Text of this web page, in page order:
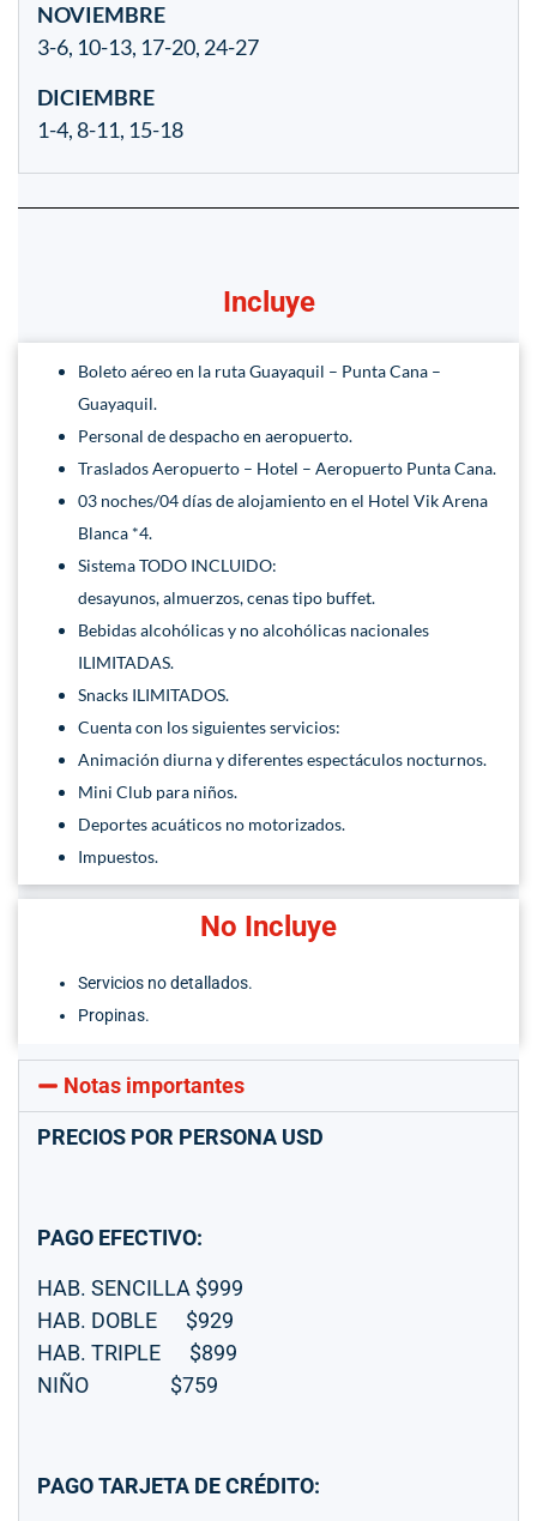
NOVIEMBRE
3-6, 10-13, 17-20, 24-27
DICIEMBRE
1-4, 8-11, 15-18
Incluye
Boleto aéreo en la ruta Guayaquil – Punta Cana –
Guayaquil.
Personal de despacho en aeropuerto.
Traslados Aeropuerto – Hotel – Aeropuerto Punta Cana.
03 noches/04 días de alojamiento en el Hotel Vik Arena
Blanca *4.
Sistema TODO INCLUIDO:
desayunos, almuerzos, cenas tipo buffet.
Bebidas alcohólicas y no alcohólicas nacionales
ILIMITADAS.
Snacks ILIMITADOS.
Cuenta con los siguientes servicios:
Animación diurna y diferentes espectáculos nocturnos.
Mini Club para niños.
Deportes acuáticos no motorizados.
Impuestos.
No Incluye
Servicios no detallados.
Propinas.
Notas importantes
PRECIOS POR PERSONA USD
PAGO EFECTIVO:
HAB. SENCILLA $999
HAB. DOBLE $929
HAB. TRIPLE $899
NIÑO $759
PAGO TARJETA DE CRÉDITO: